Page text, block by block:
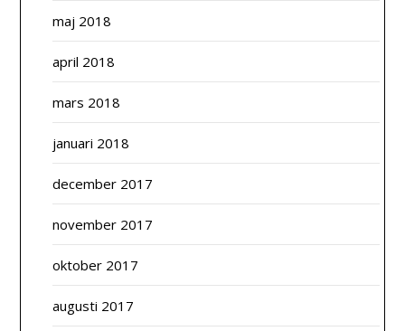
maj 2018
april 2018
mars 2018
januari 2018
december 2017
november 2017
oktober 2017
augusti 2017